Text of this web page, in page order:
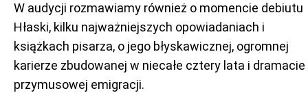
W audycji rozmawiamy również o momencie debiutu
Hłaski, kilku najważniejszych opowiadaniach i
książkach pisarza, o jego błyskawicznej, ogromnej
karierze zbudowanej w niecałe cztery lata i dramacie
przymusowej emigracji.